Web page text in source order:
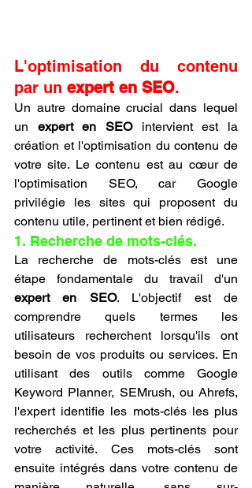
L'optimisation du contenu
par un expert en SEO.
Un autre domaine crucial dans lequel
un expert en SEO intervient est la
création et l'optimisation du contenu de
votre site. Le contenu est au cœur de
l'optimisation SEO, car Google
privilégie les sites qui proposent du
contenu utile, pertinent et bien rédigé.
1. Recherche de mots-clés.
La recherche de mots-clés est une
expert en SEO. L'objectif est de
comprendre quels termes les
utilisateurs recherchent lorsqu'ils ont
besoin de vos produits ou services. En
utilisant des outils comme Google
Keyword Planner, SEMrush, ou Ahrefs,
l'expert identifie les mots-clés les plus
recherchés et les plus pertinents pour
votre activité. Ces mots-clés sont
ensuite intégrés dans votre contenu de